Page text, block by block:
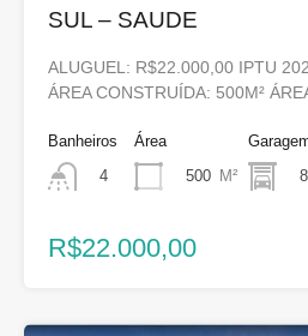
SUL – SAUDE
ALUGUEL: R$22.000,00 IPTU
ÁREA CONSTRUÍDA: 500M²
Banheiros
4
Área
500 M²
8
R$22.000,00